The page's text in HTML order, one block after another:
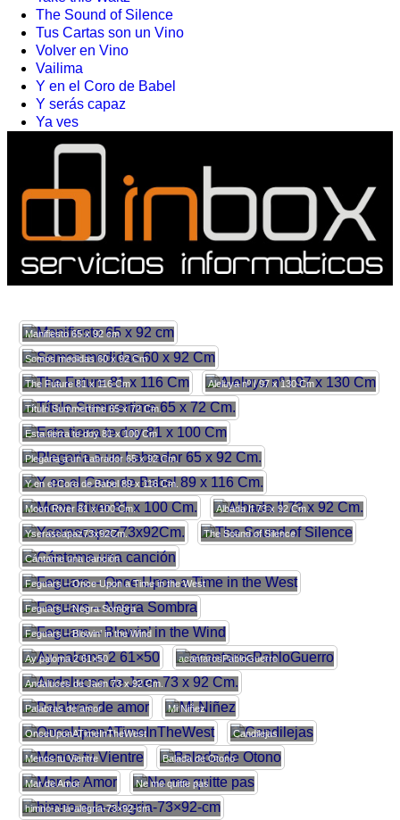
The Sound of Silence
Tus Cartas son un Vino
Volver en Vino
Vailima
Y en el Coro de Babel
Y serás capaz
Ya ves
Manifiesto 65 x 92 cm
Somos medidas 60 x 92 Cm
The Future 81 x 116 Cm Aleluya nº I 97 x 130 Cm
Título Summertime 65 x 72 Cm.
Esta tierra te doy 81 x 100 Cm
Plegaria a un Labrador 65 x 92 Cm.
Y en el Coro de Babel 89 x 116 Cm.
Moon River 81 x 100 Cm. Albada II 73 x 92 Cm.
Yserascapaz73x92Cm. The Sound of Silence
Cántame una canción
Feguars – Once Upon a Time in the West
Feguars – Negra Sombra
Feguars – Blowin’ in the Wind
Ay paloma 2 61×50 acantarosPabloGuerro
Andaluces de Jaen 73 x 92 Cm.
Palabras de amor Mi Niñez
OnceUponATimeInTheWest Candilejas
Menos tu Vientre Balada de Otono
Mar de Amor Ne me quitte pas
himno-a-la-alegria-73×92-cm